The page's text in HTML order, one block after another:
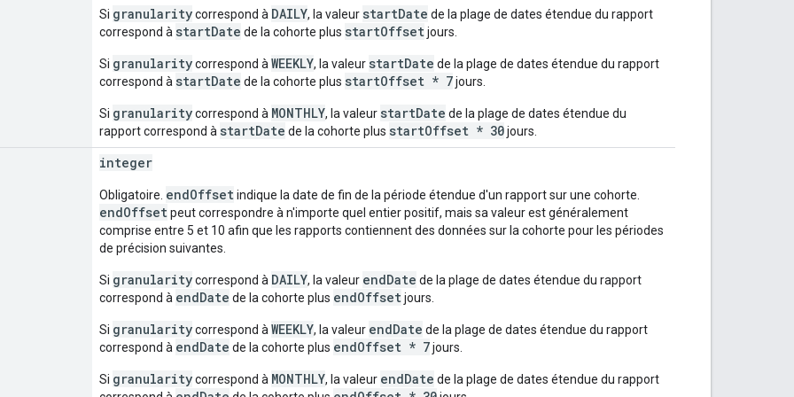
Si granularitycorrespond à DAILY, la valeur startDate de la plage de dates étendue du rapport
correspond à startDate de la cohorte plus startOffsetjours.
Si granularitycorrespond à WEEKLY, la valeur startDate de la plage de dates étendue du rapport
correspond à startDate de la cohorte plus startOffset * 7jours.
Si granularitycorrespond à MONTHLY, la valeur startDate de la plage de dates étendue du
rapport correspond à startDate de la cohorte plus startOffset * 30jours.
integer
Obligatoire. endOffsetindique la date de fin de la période étendue d'un rapport sur une cohorte.
endOffsetpeut correspondre à n'importe quel entier positif, mais sa valeur est généralement
comprise entre 5 et 10 afin que les rapports contiennent des données sur la cohorte pour les périodes
de précision suivantes.
Si granularitycorrespond à DAILY, la valeur endDate de la plage de dates étendue du rapport
correspond à endDate de la cohorte plus endOffsetjours.
Si granularitycorrespond à WEEKLY, la valeur endDate de la plage de dates étendue du rapport
correspond à endDate de la cohorte plus endOffset * 7jours.
Si granularitycorrespond à MONTHLY, la valeur endDate de la plage de dates étendue du rapport